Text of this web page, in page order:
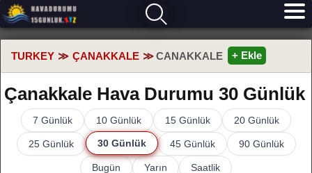
TURKEY ÇANAKKALE CANAKKALE + Ekle
Çanakkale Hava Durumu 30 Günlük
7 Günlük 10 Günlük 15 Günlük 20 Günlük
25 Günlük 30 Günlük 45 Günlük 90 Günlük
Bugün Yarın Saatlik